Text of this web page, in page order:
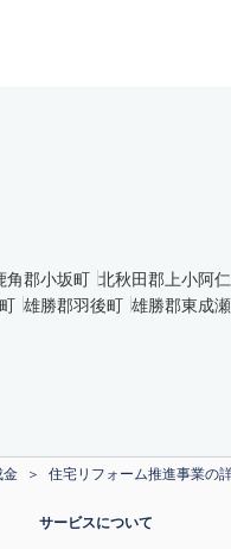
角郡小坂町 北秋田郡上小阿
雄勝郡羽後町 雄勝郡東成
金 住宅リフォーム推進事業の
サービスについて